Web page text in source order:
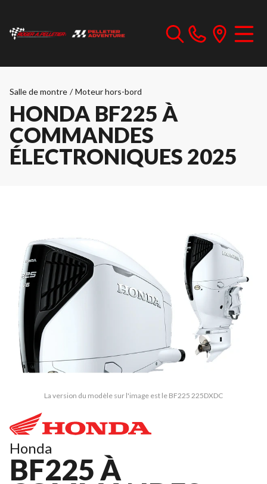
Salle de montre / Moteur hors-bord
HONDA BF225 À
COMMANDES
ÉLECTRONIQUES 2025
La version du modèle sur l'image est le BF225 225DXDC
Honda
BF225 À